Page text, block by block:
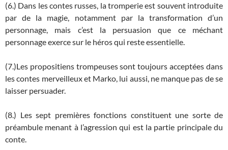
(6.) Dans les contes russes, la tromperie est souvent introduite
par de la magie, notamment par la transformation d’un
personnage, mais c’est la persuasion que ce méchant
personnage exerce sur le héros qui reste essentielle.
(7.)Les propositiens trompeuses sont toujours acceptées dans
les contes merveilleux et Marko, lui aussi, ne manque pas de se
laisser persuader.
(8.) Les sept premières fonctions constituent une sorte de
préambule menant à l’agression qui est la partie principale du
conte.